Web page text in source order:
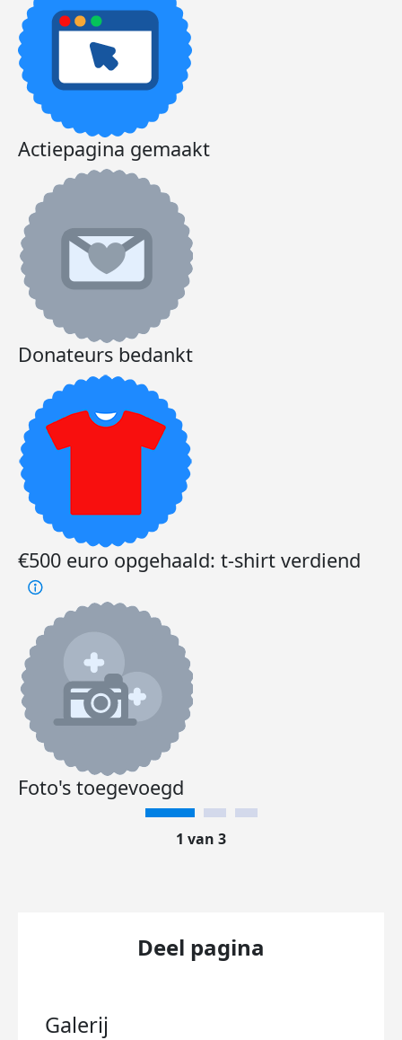
Actiepagina gemaakt
Donateurs bedankt
€500 euro opgehaald: t-shirt verdiend
Foto's toegevoegd
1 van 3
Deel pagina
Galerij